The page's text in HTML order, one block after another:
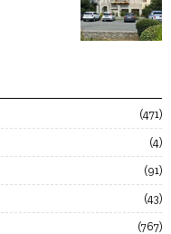
471
4
91
43
767